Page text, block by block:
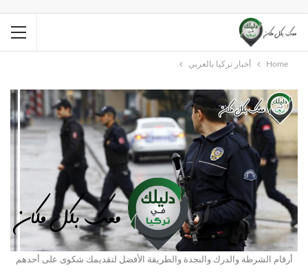
Home أخبار تركيا بالعربي
أرقام الشرطة والدرك والنجدة والطريقة الأفضل لتقديمك شكوى على أحدهم